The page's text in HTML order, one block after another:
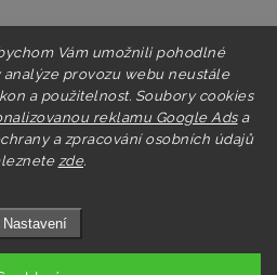
Vám umožnili pohodlné
provozu webu neustále
a použitelnost. Soubory cookies
reklamu Google Adsa
a zpracování osobních údajů
zde.
Nastavení